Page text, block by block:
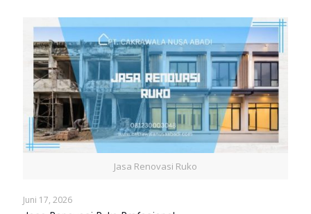
Jasa Renovasi Ruko
Juni 17, 2026